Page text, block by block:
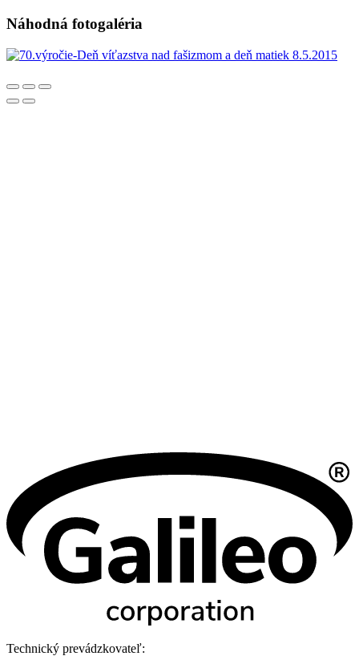
Náhodná fotogaléria
Technický prevádzkovateľ: